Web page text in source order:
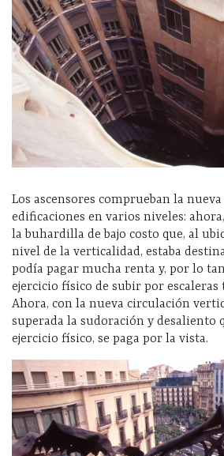
Los ascensores comprueban la
edificaciones en varios niveles:
la buhardilla de bajo costo que, al
nivel de la verticalidad, estaba
podía pagar mucha renta y, por lo
ejercicio físico de subir por escaleras
Ahora, con la nueva circulación
superada la sudoración y desaliento
ejercicio físico, se paga por la vista.